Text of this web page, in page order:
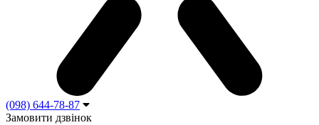
(098) 644-78-87
Замовити дзвінок